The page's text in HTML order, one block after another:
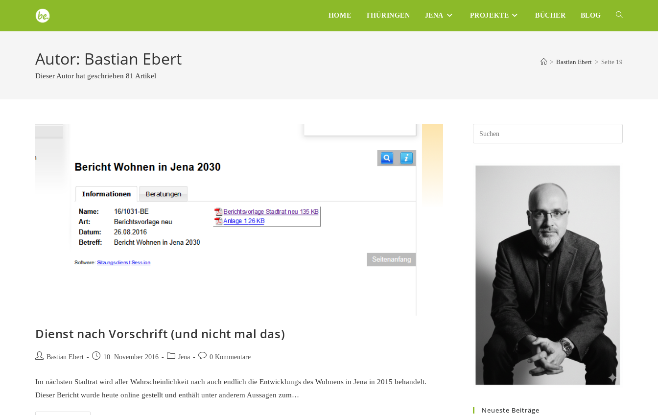
springen
HOME THÜRINGEN JENA PROJEKTE BÜCHER BLOG WEBSITE-
Autor: Bastian Ebert
Dieser Autor hat geschrieben 81 Artikel
> Bastian Ebert > Seite 19
Dienst nach Vorschrift (und nicht mal das)
Beitrags-
Bastian Ebert
Beitrag10. November 2016
Beitrags-
Jena
Beitrags-0 Kommentare
Im nächsten Stadtrat wird aller Wahrscheinlichkeit nach auch endlich die Entwicklungs des Wohnens in Jena in 2015 behandelt.
Dieser Bericht wurde heute online gestellt und enthält unter anderem Aussagen zum…
Escape
Neueste Beiträge